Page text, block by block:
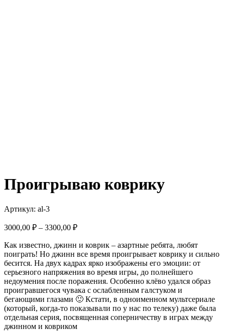
Проигрываю коврику
Артикул: al-3
3000,00 ₽ – 3300,00 ₽Диапазон
3000,00 ₽
–
3300,00 ₽
Как известно, джинн и коврик – азартные ребята, любят
поиграть! Но джинн все время проигрывает коврику и сильно
бесится. На двух кадрах ярко изображены его эмоции: от
серьезного напряжения во время игры, до полнейшего
недоумения после поражения. Особенно клёво удался образ
проигравшегося чувака с ослабленным галстуком и
бегающими глазами 🙂 Кстати, в одноименном мультсериале
(который, когда-то показывали по у нас по телеку) даже была
отдельная серия, посвященная соперничеству в играх между
джинном и ковриком